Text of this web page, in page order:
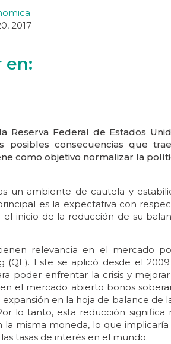
2017
en:
Reserva Federal de Estados
posibles consecuencias que
como objetivo normalizar la
un ambiente de cautela y
es la expectativa con
el inicio de la reducción de su
relevancia en el mercado
(QE). Este se aplicó desde el
poder enfrentar la crisis y
el mercado abierto bonos
en la hoja de balance de
lo tanto, esta reducción
la misma moneda, lo que
tasas de interés en el mundo.